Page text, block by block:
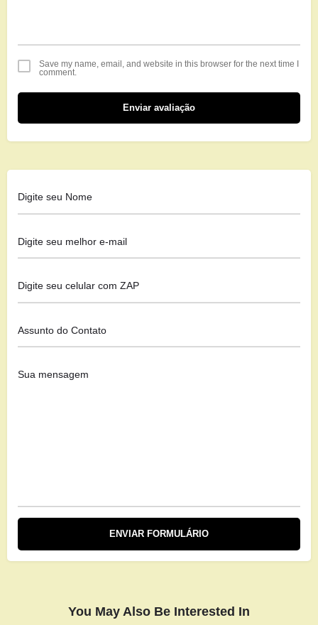
Save my name, email, and website in this browser for the next time I
comment.
Enviar avaliação
You May Also Be Interested In